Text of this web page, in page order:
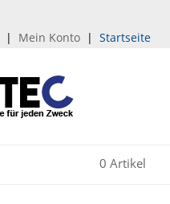
Startseite
|
Mein Konto
|
0 Artikel